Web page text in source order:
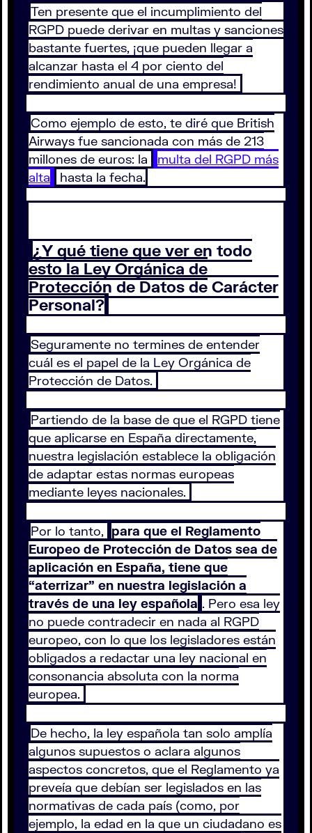
Ten presente que el incumplimiento del
RGPD puede derivar en multas y sanciones
bastante fuertes, ¡que pueden llegar a
alcanzar hasta el 4 por ciento del
rendimiento anual de una empresa!
Como ejemplo de esto, te diré que British
Airways fue sancionada con más de 213
millones de euros: la
multa del RGPD más
alta
hasta la fecha.
¿Y qué tiene que ver en todo
esto la Ley Orgánica de
Protección de Datos de Carácter
Personal?
Seguramente no termines de entender
cuál es el papel de la Ley Orgánica de
Protección de Datos.
Partiendo de la base de que el RGPD tiene
que aplicarse en España directamente,
nuestra legislación establece la obligación
de adaptar estas normas europeas
mediante leyes nacionales.
Por lo tanto, para que el Reglamento
Europeo de Protección de Datos sea de
aplicación en España, tiene que
“aterrizar” en nuestra legislación a
través de una ley española . Pero esa ley
no puede contradecir en nada al RGPD
europeo, con lo que los legisladores están
obligados a redactar una ley nacional en
consonancia absoluta con la norma
europea.
De hecho, la ley española tan solo amplía
algunos supuestos o aclara algunos
aspectos concretos, que el Reglamento ya
preveía que debían ser legislados en las
normativas de cada país (como, por
ejemplo, la edad en la que un ciudadano es